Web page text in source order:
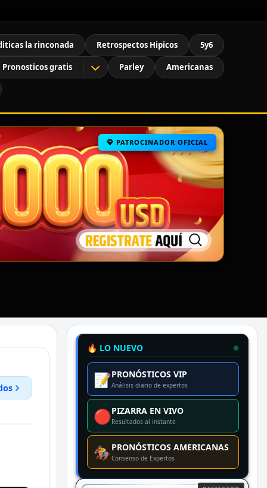
la rinconada Retrospectos Hipicos 5y6
Pronosticos gratis Parley Americanas
PATROCINADOR OFICIAL
🔥 LO NUEVO
📝PRONÓSTICOS VIP
Análisis diario de expertos
🔴PIZARRA EN VIVO
Resultados al instante
🏇PRONÓSTICOS AMERICANAS
Consenso de Expertos